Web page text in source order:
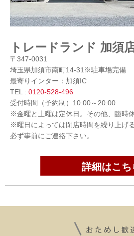
トレードランド 加須
〒347-0031
埼玉県加須市南町14-31※駐車場完備
最寄りインター：加須IC
TEL : 0120-528-496
受付時間（予約制）10:00～20:00
※金曜と土曜は定休日。その他、臨時
※曜日によっては閉店時間を繰り上げ
必ず事前にご連絡下さい。
詳細はこち